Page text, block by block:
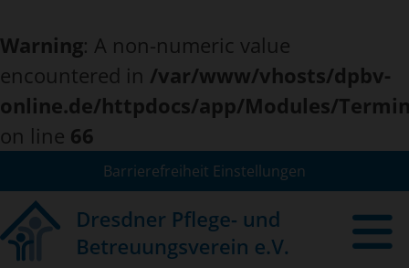
Warning: A non-numeric value
encountered in /var/www/vhosts/dpbv-
online.de/httpdocs/app/Modules/
on line 66
Barrierefreiheit Einstellungen